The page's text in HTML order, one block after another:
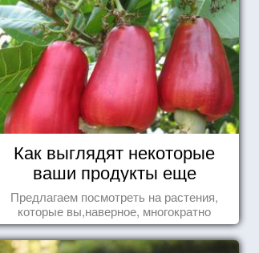
Как выглядят некоторые
ваши продукты еще
живыми?
Предлагаем посмотреть на растения,
которые вы,наверное, многократно
видели , но никогда не представляли
себе, что употребляете их в пищу.